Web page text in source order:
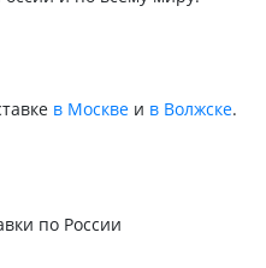
в Москве и в Волжске.
по России